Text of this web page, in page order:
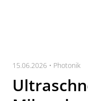
15.06.2026 • Photonik